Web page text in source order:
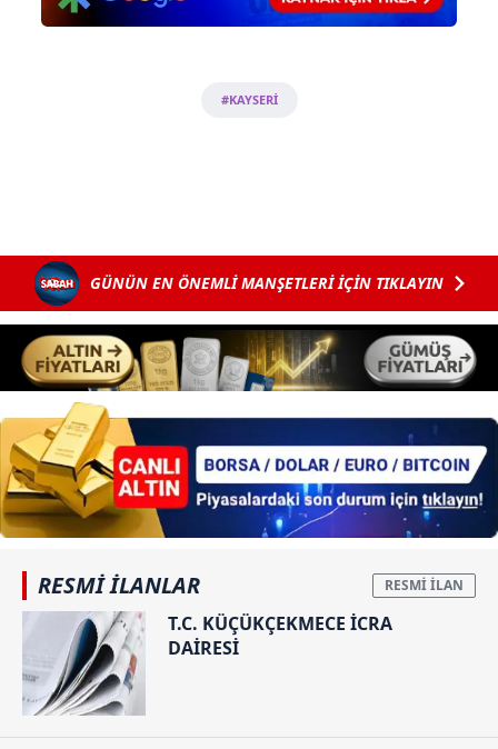
ilgili mevzuata uygun olarak kullanılan çerezlerle ilgili bilgi
#KAYSERİ
GÜNÜN EN ÖNEMLİ MANŞETLERİ İÇİN TIKLAYIN
RESMİ İLANLAR
T.C. KÜÇÜKÇEKMECE İCRA
DAİRESİ